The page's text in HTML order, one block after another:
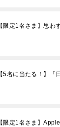
【限定1名さま】思
【5名に当たる！】「
【限定1名さま】